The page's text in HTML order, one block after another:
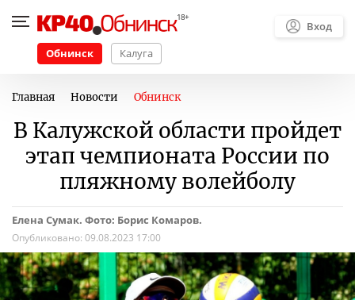
Обнинск Калуга
Вход
Главная Новости Обнинск
В Калужской области пройдет
этап чемпионата России по
пляжному волейболу
Елена Сумак. Фото: Борис Комаров.
Опубликовано: 09.08.2023 17:00